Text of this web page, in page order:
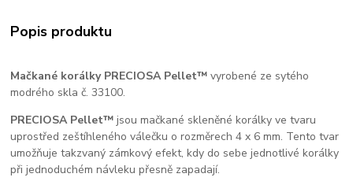
Popis produktu
Mačkané korálky PRECIOSA Pellet™ vyrobené ze sytého
modrého skla č. 33100.
PRECIOSA Pellet™ jsou mačkané skleněné korálky ve tvaru
uprostřed zeštíhleného válečku o rozměrech 4 x 6 mm. Tento tvar
umožňuje takzvaný zámkový efekt, kdy do sebe jednotlivé korálky
při jednoduchém návleku přesně zapadají.